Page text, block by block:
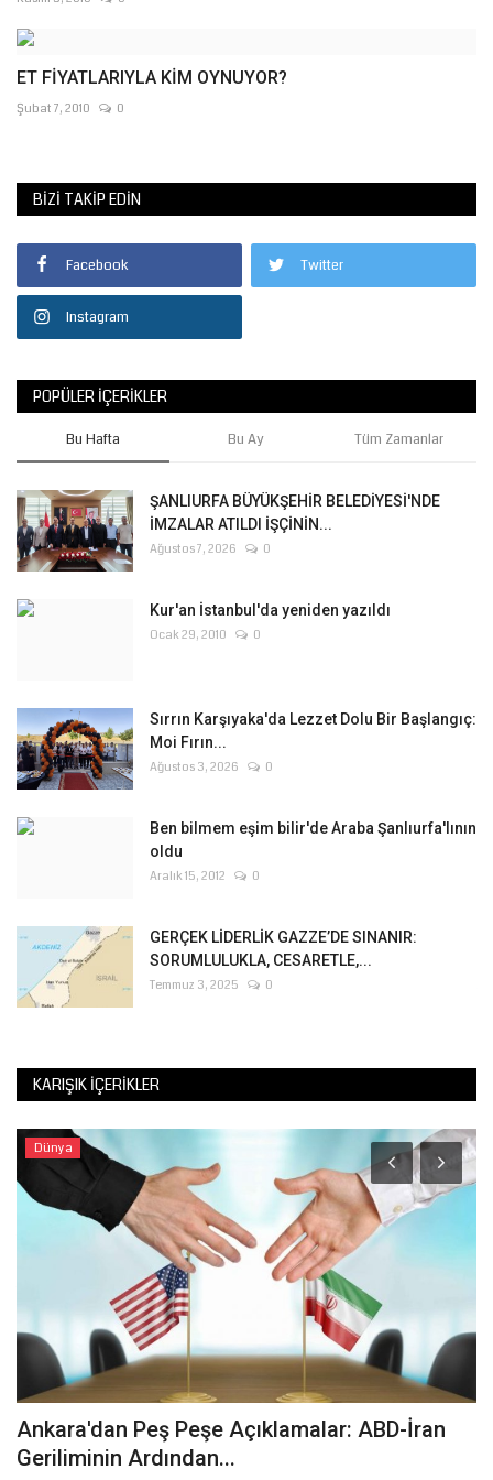
ET FİYATLARIYLA KİM OYNUYOR?
Şubat 7, 2010 0
BIZI TAKIP EDIN
Facebook Twitter
Instagram
POPÜLER İÇERIKLER
Bu Hafta Bu Ay Tüm Zamanlar
ŞANLIURFA BÜYÜKŞEHİR BELEDİYESİ'NDE
İMZALAR ATILDI İŞÇİNİN...
Ağustos 7, 2026 0
Kur'an İstanbul'da yeniden yazıldı
Ocak 29, 2010 0
Sırrın Karşıyaka'da Lezzet Dolu Bir Başlangıç:
Moi Fırın...
Ağustos 3, 2026 0
Ben bilmem eşim bilir'de Araba Şanlıurfa'lının
oldu
Aralık 15, 2012 0
GERÇEK LİDERLİK GAZZE’DE SINANIR:
SORUMLULUKLA, CESARETLE,...
Temmuz 3, 2025 0
KARIŞIK İÇERIKLER
Dünya
Ankara'dan Peş Peşe Açıklamalar: ABD-İran
Geriliminin Ardından...